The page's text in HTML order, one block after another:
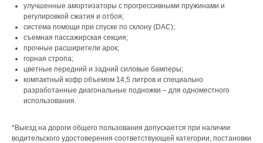
улучшенные амортизаторы с прогрессивными пружинами и
регулировкой сжатия и отбоя;
система помощи при спуске по склону (DAC);
съемная пассажирская секция;
прочные расширители арок;
горная стропа;
цветные передний и задний силовые бамперы;
компактный кофр объемом 14,5 литров и специально
разработанные диагональные подножки – для одноместного
использования.
*Выезд на дороги общего пользования допускается при наличии
водительского удостоверения соответствующей категории, постановки